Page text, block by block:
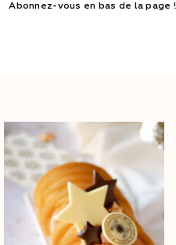
Abonnez-vous en bas de la page !